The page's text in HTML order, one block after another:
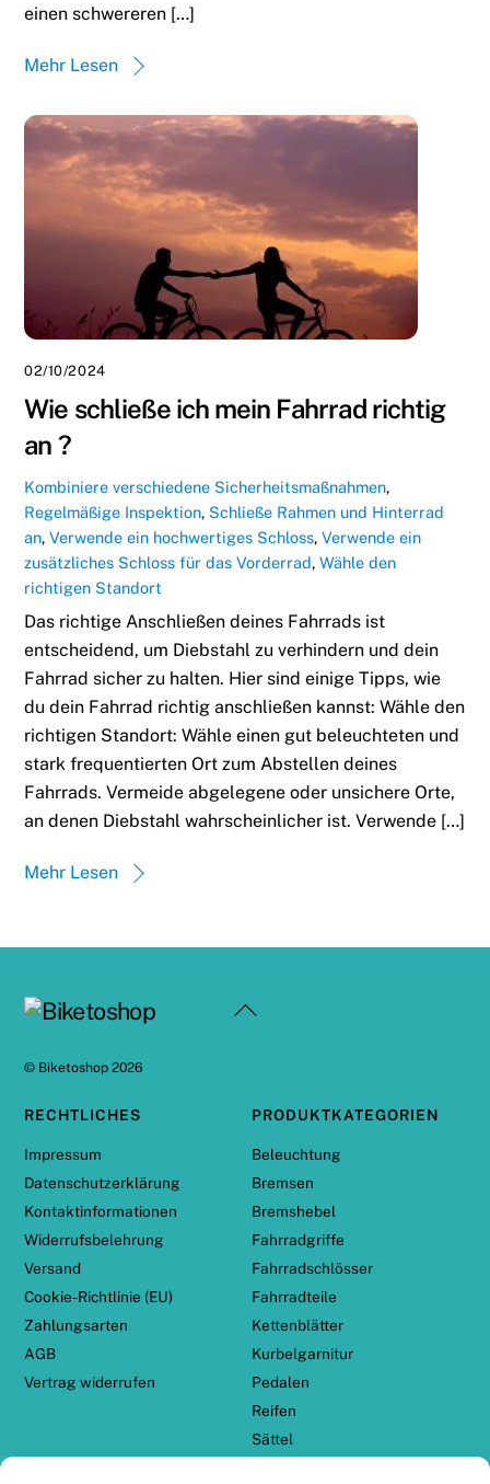
einen schwereren […]
Mehr Lesen
02/10/2024
Wie schließe ich mein Fahrrad richtig
an ?
Kombiniere verschiedene Sicherheitsmaßnahmen,
Regelmäßige Inspektion, Schließe Rahmen und Hinterrad
an,Verwende ein hochwertiges Schloss,Verwende ein
zusätzliches Schloss für das Vorderrad,Wähle den
richtigen Standort
Das richtige Anschließen deines Fahrrads ist
entscheidend, um Diebstahl zu verhindern und dein
Fahrrad sicher zu halten. Hier sind einige Tipps, wie
du dein Fahrrad richtig anschließen kannst: Wähle den
richtigen Standort: Wähle einen gut beleuchteten und
stark frequentierten Ort zum Abstellen deines
Fahrrads. Vermeide abgelegene oder unsichere Orte,
an denen Diebstahl wahrscheinlicher ist. Verwende […]
Mehr Lesen
Back
© Biketoshop 2026
RECHTLICHES
Impressum
Datenschutzerklärung
Kontaktinformationen
Widerrufsbelehrung
Versand
Cookie-Richtlinie (EU)
Zahlungsarten
AGB
Vertrag widerrufen
PRODUKTKATEGORIEN
Beleuchtung
Bremsen
Bremshebel
Fahrradgriffe
Fahrradschlösser
Fahrradteile
Kettenblätter
Kurbelgarnitur
Pedalen
Reifen
Sättel